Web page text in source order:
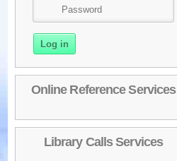
Online Reference Services
Library Calls Services